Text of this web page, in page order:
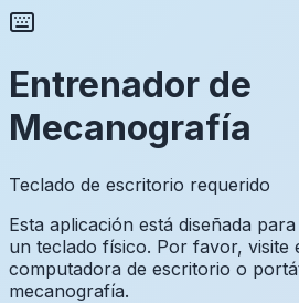
Entrenador de
Mecanografía
Teclado de escritorio requerido
Esta aplicación está diseñada
un teclado físico. Por favor, visite
computadora de escritorio o
mecanografía.